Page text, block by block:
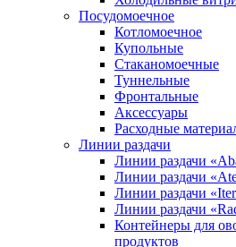
Посудомоечное
Котломоечное
Купольные
Стаканомоечные
Туннельные
Фронтальные
Аксессуары
Расходные
Линии раздачи
Линии раздачи
Линии раздачи
Линии раздачи
Линии раздачи
Контейнеры для
продуктов